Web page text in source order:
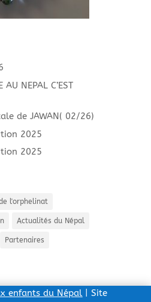
AU NEPAL C’EST
de JAWAN( 02/26)
2025
2025
l'orphelinat
Actualités du Népal
Partenaires
enfants du Népal | Site